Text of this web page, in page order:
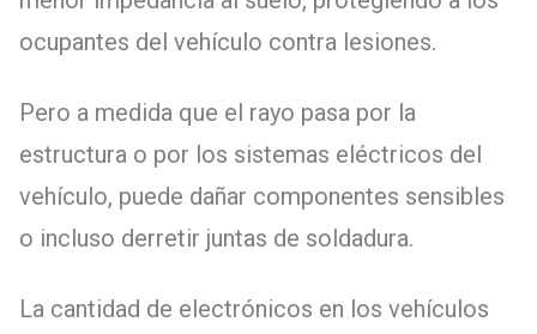
ocupantes del vehículo contra lesiones.
Pero a medida que el rayo pasa por la
estructura o por los sistemas eléctricos del
vehículo, puede dañar componentes sensibles
o incluso derretir juntas de soldadura.
La cantidad de electrónicos en los vehículos